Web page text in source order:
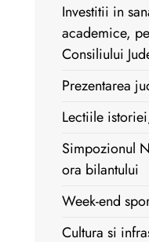
Investitii in
academice,
Consiliului
Prezentarea
Lectiile
Simpozionul
ora bilantului
Week-end
Cultura si